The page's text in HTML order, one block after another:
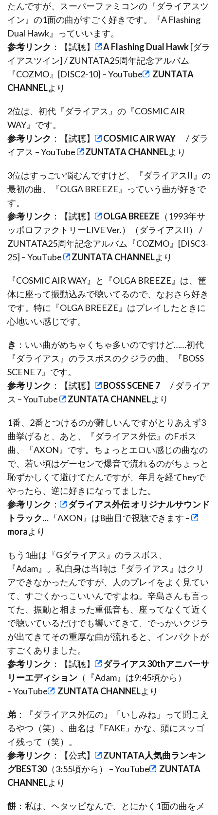
たんですが、スーパーファミコンの『ダライアスツ
イン』の1面の曲がすごく好きです。『A Flashing
Dual Hawk』っていいます。
参考リンク ：【試聴】 A Flashing Dual Hawk[ダラ
イアスツイン] / ZUNTATA25周年記念アルバム
『COZMO』[DISC2-10] – YouTube
ZUNTATA
CHANNELより
2位は、初代『ダライアス』の『COSMIC AIR
WAY』です。
参考リンク ：【試聴】 COSMIC AIR WAY / ダラ
イアス – YouTube
ZUNTATA CHANNELより
3位はすっごい悩むんですけど、『ダライアスII』の
最初の曲、『OLGA BREEZE』っていう曲が好きで
す。
参考リンク ：【試聴】 OLGA BREEZE （1993年サ
ッポロファクトリーLIVE Ver.）（ダライアスII） /
ZUNTATA25周年記念アルバム『COZMO』[DISC3-
25] – YouTube
ZUNTATA CHANNELより
『COSMIC AIR WAY』と『OLGA BREEZE』は、筐
体に座って振動込みで聴いてるので、なおさら好き
です。特に『OLGA BREEZE』はプレイしたときに
心地いい感じです。
き ：いい曲がめちゃくちゃ多いのですけど……初代
『ダライアス』のラスボスのクジラの曲、『BOSS
SCENE 7』です。
参考リンク ：【試聴】 BOSS SCENE 7
/ ダライア
ス – YouTube
ZUNTATA CHANNELより
1番、2番とつけるのが難しいんですがとりあえず3
曲挙げると、あと、『ダライアス外伝』のFボス
曲、『AXON』です。ちょっとエロい感じの曲なの
で、若い頃はゲーセンで爆音で流れるのがちょっと
恥ずかしくて避けてたんですが、年月を経てheyで
やったら、逆に好きになってました。
参考リンク ：
ダライアス外伝 オリジナルサウンド
トラック…『AXON』は8曲目で視聴できます –
moraより
もう1曲は『Gダライアス』のラスボス、
『Adam』。私自身は当時は『ダライアス』はクリ
アできなかったんですが、人のプレイをよく見てい
て、すごくかっこいいんですよね。辛島さんも言っ
てた、振動と相まった重低音も、座ってなくて近く
で聴いているだけでも響いてきて、でっかいクジラ
が出てきてその重厚な曲が流れると、インパクトが
すごくありました。
参考リンク ：【試聴】
ダライアス30thアニバーサ
リーエディション （『Adam』は9:45頃から）
– YouTube
ZUNTATA CHANNELより
弟 ：『ダライアス外伝の』「いしみね」って聞こえ
るやつ（笑）。曲名は『FAKE』かな。頭にスッゴ
イ残って（笑）。
参考リンク ：【公式】
ZUNTATA人気曲ランキン
グBEST30（3:55頃から） – YouTube
ZUNTATA
CHANNELより
餅 ：私は、ヘタッピなんで、とにかく1面の曲をメ